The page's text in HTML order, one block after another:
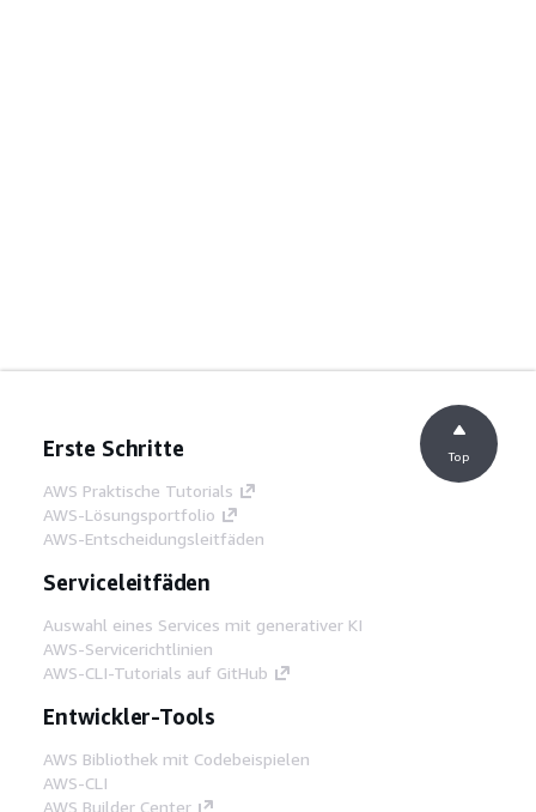
Erste Schritte
AWS Praktische Tutorials
AWS-Lösungsportfolio
AWS-Entscheidungsleitfäden
Serviceleitfäden
Auswahl eines Services mit generativer KI
AWS-Servicerichtlinien
AWS-CLI-Tutorials auf GitHub
Entwickler-Tools
AWS Bibliothek mit Codebeispielen
AWS-CLI
AWS Builder Center
Top